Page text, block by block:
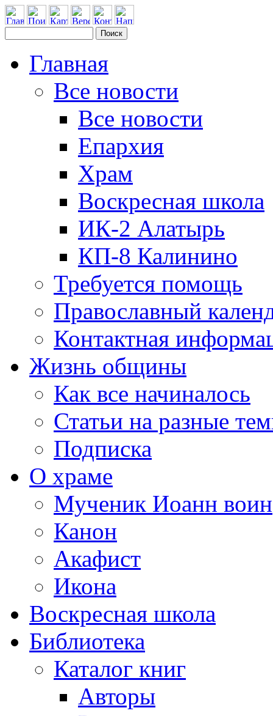
Главная
Все новости
Все новости
Епархия
Храм
Воскресная школа
ИК-2 Алатырь
КП-8 Калинино
Требуется помощь
Православный
Контактная
Жизнь общины
Как все начиналось
Статьи на разные
Подписка
О храме
Мученик Иоанн воин
Канон
Акафист
Икона
Воскресная школа
Библиотека
Каталог книг
Авторы